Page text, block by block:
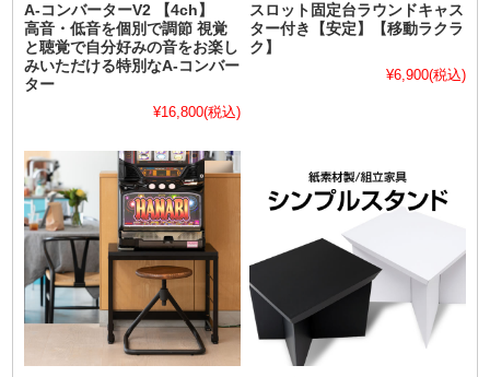
A-コンバーターV2 【4ch】
高音・低音を個別で調節 視覚
と聴覚で自分好みの音をお楽し
みいただける特別なA-コンバー
ター
¥16,800(税込)
スロット固定台ラウンドキャス
ター付き【安定】【移動ラクラ
ク】
¥6,900(税込)